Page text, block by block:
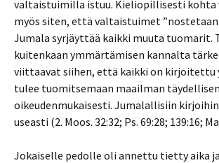
valtaistuimilla istuu. Kieliopillisesti kohta
myös siten, että valtaistuimet
Jumala syrjäyttää kaikki muuta tuomarit.
kuitenkaan ymmärtämisen kannalta
viittaavat siihen, että kaikki on kirjoitettu
tulee tuomitsemaan maailman täydellisen
oikeudenmukaisesti. Jumalallisiin
useasti (2. Moos. 32:32; Ps. 69:28; 139:16;
Jokaiselle pedolle oli annettu tietty aika